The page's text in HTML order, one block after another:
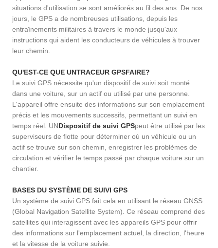
situations d'utilisation se sont améliorés au fil des ans. De nos
jours, le GPS a de nombreuses utilisations, depuis les
entraînements militaires à travers le monde jusqu'aux
instructions qui aident les conducteurs de véhicules à trouver
leur chemin.
QU'EST-CE QUE UNTRACEUR GPSFAIRE?
Le suivi GPS nécessite qu'un dispositif de suivi soit monté
dans une voiture, sur un actif ou utilisé par une personne.
L'appareil offre ensuite des informations sur son emplacement
précis et les mouvements successifs, permettant un suivi en
temps réel. UNDispositif de suivi GPSpeut être utilisé par les
superviseurs de flotte pour déterminer où un véhicule ou un
actif se trouve sur son chemin, enregistrer les problèmes de
circulation et vérifier le temps passé par chaque voiture sur un
chantier.
BASES DU SYSTÈME DE SUIVI GPS
Un système de suivi GPS fait cela en utilisant le réseau GNSS
(Global Navigation Satellite System). Ce réseau comprend des
satellites qui interagissent avec les appareils GPS pour offrir
des informations sur l'emplacement actuel, la direction, l'heure
et la vitesse de la voiture suivie.